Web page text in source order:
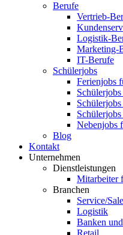
Berufe
Vertrieb-
Logistik-
Marketing-
IT-Berufe
Schülerjobs
Ferienjobs
Nebenjobs
Blog
Kontakt
Unternehmen
Dienstleistungen
Mitarbeiter
Branchen
Service/
Logistik
Banken
Retail